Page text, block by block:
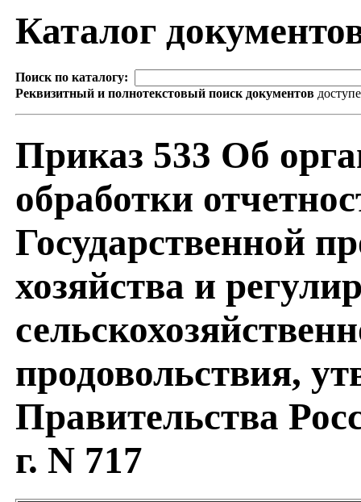
Каталог
Поиск по каталогу:
Реквизитный и полнотекстовый поиск документов
Приказ 533 Об
обработки
Государственной
хозяйства и
продовольствия,
Правительства
г. N 717